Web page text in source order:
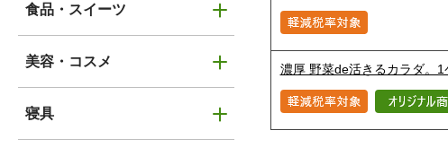
食品・スイーツ
美容・コスメ
寝具
濃厚 野菜de活きるカラダ。1